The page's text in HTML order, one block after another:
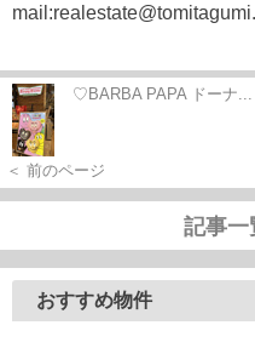
♡BARBA PAPA ドーナ...
＜ 前のページ
記事一
おすすめ物件